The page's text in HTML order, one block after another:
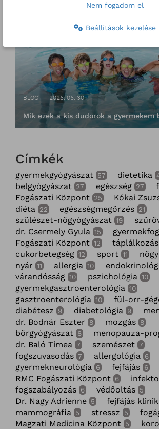
BLOG 2026. 06. 30
Mik ezek a kis dudorok a gyermekem
Címkék
gyermekgyógyászat 57 dietetika
belgyógyászat 27 egészség 27
Fogászati Központ 25 Kókai
diéta 22 egészségmegőrzés 21
szülészet-nőgyógyászat 19
dr. Csermely Gyula 15
Fogászati Központ 12 táplálkozás
cukorbetegség 12 sport 11
nyár 11 allergia 10
várandósság 10 pszichológia 10
gyermekgasztroenterológia 10
gasztroenterológia 10 fül-orr-
diabétesz 9 diabetológia 9
dr. Bodnár Eszter 8 mozgás 8
bőrgyógyászat 8 menopauza-
dr. Baló Tímea 7 szemészet 7
fogszuvasodás 7 allergológia 6
gyermekneurológia 6 fejfájás 6
RMC Fogászati Központ 6
fogszabályozás 6 védőoltás 5
Dr. Nagy Adrienne 5 fejfájás
mammográfia 5 stressz 5
Magzati Medicina Központ 5
Nem fogadom el
Beállítások kezelése